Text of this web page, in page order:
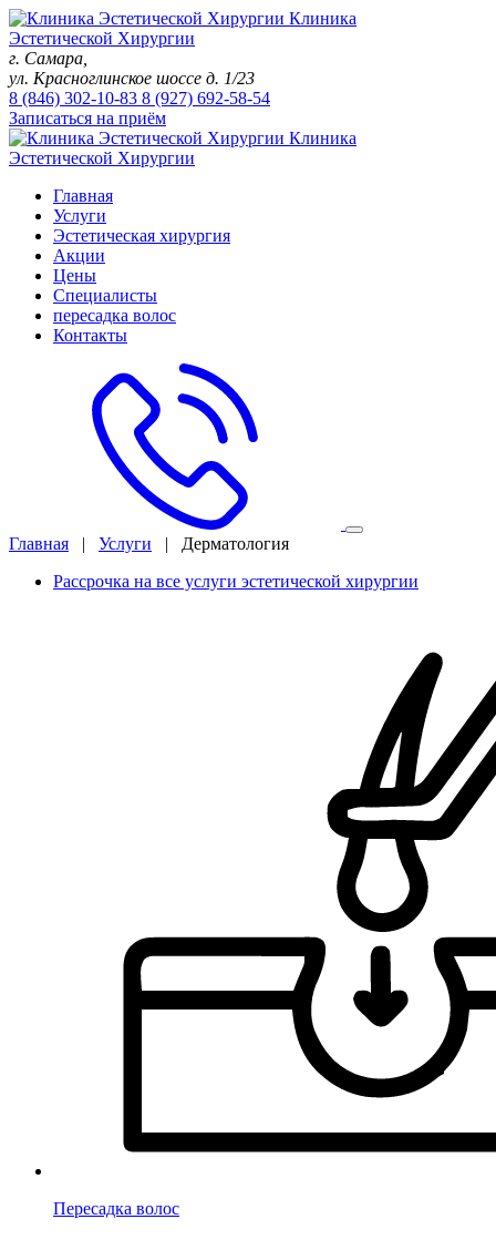
Клиника
Эстетической Хирургии
г. Самара,
ул. Красноглинское шоссе д. 1/23
8 (846) 302-10-83 8 (927) 692-58-54
Записаться на приём
Клиника
Эстетической Хирургии
Главная
Услуги
Эстетическая хирургия
Акции
Цены
Специалисты
пересадка волос
Контакты
Главная | Услуги | Дерматология
Рассрочка на все услуги эстетической хирургии
Пересадка волос